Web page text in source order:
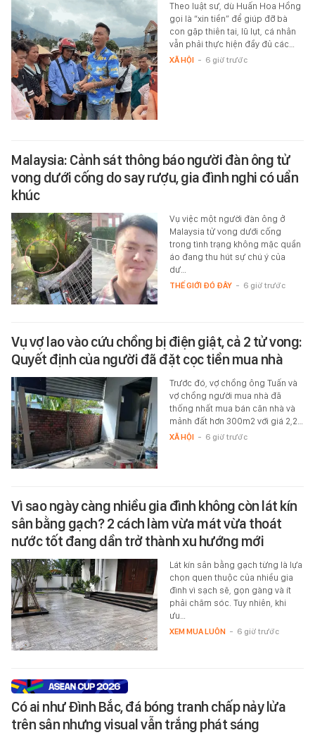
Theo luật sư, dù Huấn Hoa Hồng
gọi là “xin tiền” để giúp đỡ bà
con gặp thiên tai, lũ lụt, cá nhân
vẫn phải thực hiện đầy đủ các…
XÃ HỘI - 6 giờ trước
Malaysia: Cảnh sát thông báo người đàn ông tử
vong dưới cống do say rượu, gia đình nghi có uẩn
khúc
Vụ việc một người đàn ông ở
Malaysia tử vong dưới cống
trong tình trạng không mặc quần
áo đang thu hút sự chú ý của
dư…
THẾ GIỚI ĐÓ ĐÂY - 6 giờ trước
Vụ vợ lao vào cứu chồng bị điện giật, cả 2 tử vong:
Quyết định của người đã đặt cọc tiền mua nhà
Trước đó, vợ chồng ông Tuấn và
vợ chồng người mua nhà đã
thống nhất mua bán căn nhà và
mảnh đất hơn 300m2 với giá 2,2…
XÃ HỘI - 6 giờ trước
Vì sao ngày càng nhiều gia đình không còn lát kín
sân bằng gạch? 2 cách làm vừa mát vừa thoát
nước tốt đang dần trở thành xu hướng mới
Lát kín sân bằng gạch từng là lựa
chọn quen thuộc của nhiều gia
đình vì sạch sẽ, gọn gàng và ít
phải chăm sóc. Tuy nhiên, khi
ưu…
XEM MUA LUÔN - 6 giờ trước
Có ai như Đình Bắc, đá bóng tranh chấp nảy lửa
trên sân nhưng visual vẫn trắng phát sáng